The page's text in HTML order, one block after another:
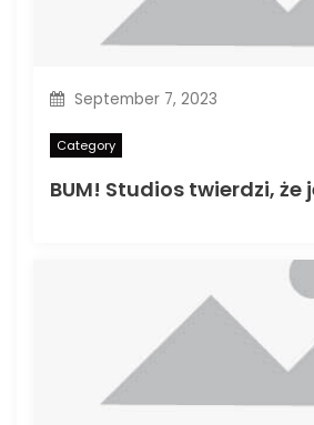
September 7, 2023
Category